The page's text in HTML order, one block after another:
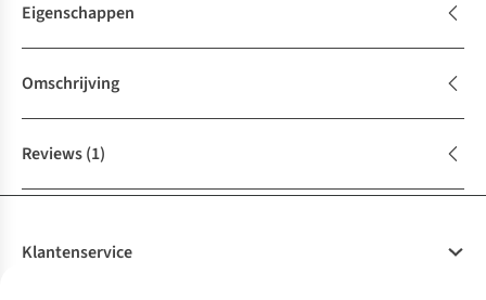
Eigenschappen
Omschrijving
Reviews(1)
Klantenservice